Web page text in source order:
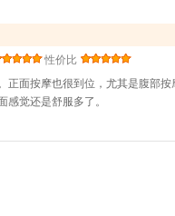
性价比
正面按摩也很到位，尤其是腹部
感觉还是舒服多了。